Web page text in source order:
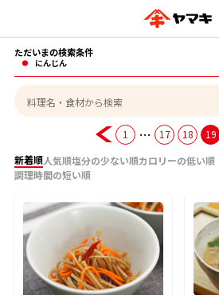
商品情報
ヤマキ『めんつゆ』
レシピ
おいしいレシピを探す
おいしいレシピトップ
主食レシピ
かつお節・だしを楽しむ
かつお節・だしを知る
だしの取り方
CM・キャンペーン
企業・採用情報
ただいまの検索条件
にんじん
1 … 17 18 19
新着順人気順塩分の少ない順カロリーの低い順
調理時間の短い順